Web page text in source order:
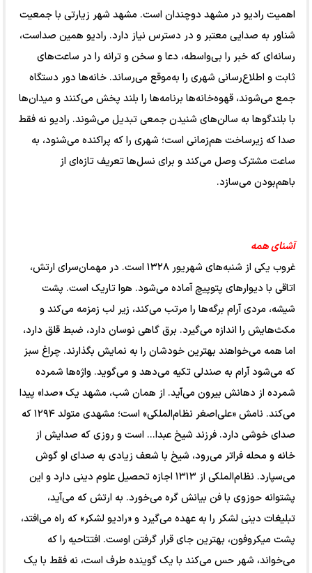
اهمیت رادیو در مشهد دوچندان است. مشهد شهر زیارتی با جمعیت
شناور به صدایی معتبر و در دسترس نیاز دارد. رادیو همین صداست،
رسانه‌ای که خبر را بی‌واسطه، دعا و سخن و ترانه را در ساعت‌های
ثابت و اطلاع‌رسانی شهری را به‌موقع می‌رساند. خانه‌ها دور دستگاه
جمع می‌شوند، قهوه‌خانه‌ها برنامه‌ها را بلند پخش می‌کنند و میدان‌ها
با بلندگوها به سالن‌های شنیدن جمعی تبدیل می‌شوند. رادیو نه فقط
صدا که زیرساخت هم‌زمانی است؛ شهری را که پراکنده می‌شنود، به
ساعت مشترک وصل می‌کند و برای نسل‌ها تعریف تازه‌ای از
باهم‌بودن می‌سازد.
آشنای همه
غروب یکی از شنبه‌های شهریور ۱۳۲۸ است. در مهمان‌سرای ارتش،
اتاقی با دیوارهای پتوپیچ آماده می‌شود. هوا تاریک است. پشت
شیشه، مردی آرام برگه‌ها را مرتب می‌کند، زیر لب زمزمه می‌کند و
مکث‌هایش را اندازه می‌گیرد. برق گاهی نوسان دارد، ضبط قلق دارد،
اما همه می‌خواهند بهترین خودشان را به نمایش بگذارند. چراغ سبز
که می‌شود آرام به صندلی تکیه می‌دهد و می‌گوید. واژه‌ها شمرده
شمرده از دهانش بیرون می‌آید. از همان شب، مشهد یک «صدا» پیدا
می‌کند. نامش «علی‌اصغر نظام‌الملکی» است؛ مشهدی متولد ۱۲۹۴ که
صدای خوشی دارد. فرزند شیخ عبدا... است و روزی که صدایش از
خانه و محله فراتر می‌رود، شیخ با شعف زیادی به صدای او گوش
می‌سپارد. نظام‌الملکی از ۱۳۱۳ اجازه‌ تحصیل علوم دینی دارد و این
پشتوانه‌ حوزوی با فن بیانش گره می‌خورد. به ارتش که می‌آید،
تبلیغات دینی لشکر را به عهده می‌گیرد و «رادیو لشکر» که راه می‌افتد،
پشت میکروفون، بهترین جای قرار گرفتن اوست. افتتاحیه را که
می‌خواند، شهر حس می‌کند با یک گوینده طرف است، نه فقط با یک